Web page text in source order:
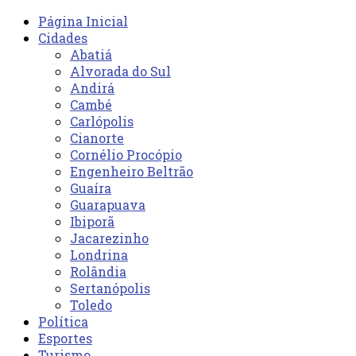
Página Inicial
Cidades
Abatiá
Alvorada do Sul
Andirá
Cambé
Carlópolis
Cianorte
Cornélio Procópio
Engenheiro Beltrão
Guaíra
Guarapuava
Ibiporã
Jacarezinho
Londrina
Rolândia
Sertanópolis
Toledo
Política
Esportes